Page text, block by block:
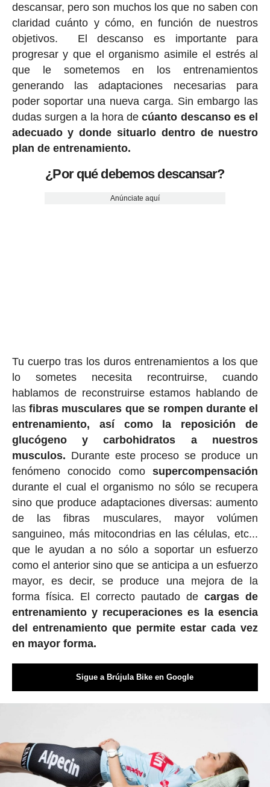
descansar, pero son muchos los que no saben con
claridad cuánto y cómo, en función de nuestros
objetivos. El descanso es importante para
progresar y que el organismo asimile el estrés al
que le sometemos en los entrenamientos
generando las adaptaciones necesarias para
poder soportar una nueva carga. Sin embargo las
dudas surgen a la hora decúanto descanso es el
adecuado y donde situarlo dentro de nuestro
plan de entrenamiento.
¿Por qué debemos descansar?
Anúnciate aquí
Tu cuerpo tras los duros entrenamientos a los que
lo sometes necesita recontruirse, cuando
hablamos de reconstruirse estamos hablando de
lasfibras musculares que se rompen durante el
entrenamiento, así como la reposición de
glucógeno y carbohidratos a nuestros
musculos. Durante este proceso se produce un
fenómeno conocido comosupercompensación
durante el cual el organismo no sólo se recupera
sino que produce adaptaciones diversas: aumento
de las fibras musculares, mayor volúmen
sanguineo, más mitocondrias en las células, etc...
que le ayudan a no sólo a soportar un esfuerzo
como el anterior sino que se anticipa a un esfuerzo
mayor, es decir, se produce una mejora de la
forma física. El correcto pautado decargas de
entrenamiento y recuperaciones es la esencia
del entrenamiento que permite estar cada vez
en mayor forma.
Sigue a Brújula Bike en Google